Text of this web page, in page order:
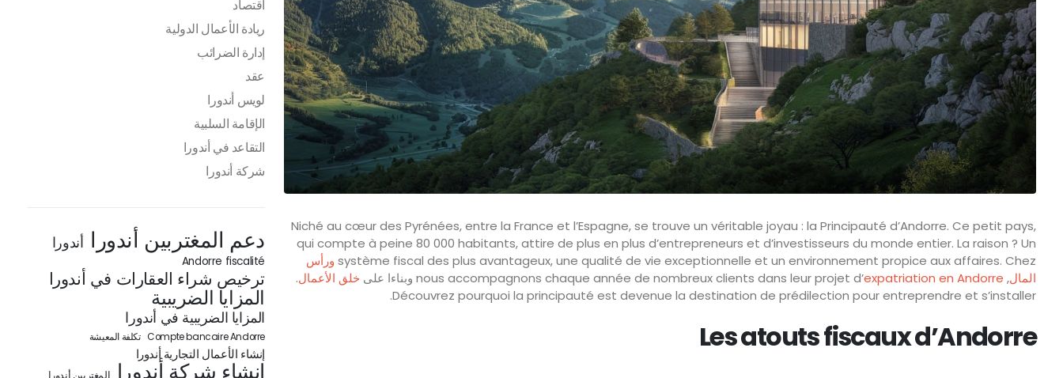
Niché au cœur des Pyrénées, entre la France et l’Espagne, se trouve un véritable joyau : la Principauté d’Andorre. Ce petit pays,
qui compte à peine 80 000 habitants, attire de plus en plus d’entrepreneurs et d’investisseurs du monde entier. La raison ? Un
système fiscal des plus avantageux, une qualité de vie exceptionnelle et un environnement propice aux affaires. Chez ورأس
المال, nous accompagnons chaque année de nombreux clients dans leur projet d’
expatriation en Andorre وبناءا على خلق الأعمال.
Découvrez pourquoi la principauté est devenue la destination de prédilection pour entreprendre et s’installer.
Les atouts fiscaux d’Andorre
اقتصاد
ريادة الأعمال الدولية
إدارة الضرائب
عقد
لويس أندورا
الإقامة السلبية
التقاعد في أندورا
شركة أندورا
دعم المغتربين أندورا أندورا
Andorre fiscalité
ترخيص شراء العقارات في أندورا
المزايا الضريبية
المزايا الضريبية في أندورا
Compte bancaire Andorre تكلفة المعيشة
إنشاء الأعمال التجارية أندورا
إنشاء شركة أندورا
المغتربين أندورا